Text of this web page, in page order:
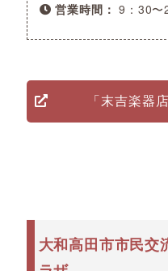
営業時間： 9：30〜
「末吉楽器
大和高田市市民交